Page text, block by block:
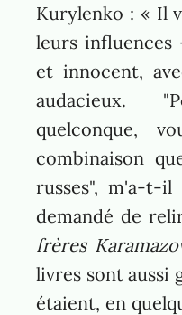
Kurylenko : « Il
leurs
et innocent,
audacieux.
quelconque,
combinaison
russes", m'a-t-
demandé de
frères
livres sont aussi
étaient, en